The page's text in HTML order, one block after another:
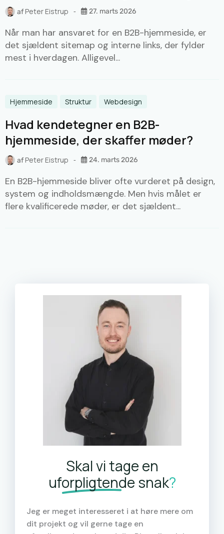
afPeter Eistrup 27. marts 2026
Når man har ansvaret for en B2B-hjemmeside, er
det sjældent sitemap og interne links, der fylder
mest i hverdagen. Alligevel...
Hjemmeside Struktur Webdesign
Hvad kendetegner en B2B-
hjemmeside, der skaffer møder?
afPeter Eistrup 24. marts 2026
En B2B-hjemmeside bliver ofte vurderet på design,
system og indholdsmængde. Men hvis målet er
flere kvalificerede møder, er det sjældent...
Skal vi tage en
uforpligtendesnak?
Jeg er meget interesseret i at høre mere om
dit projekt og vil gerne tage en